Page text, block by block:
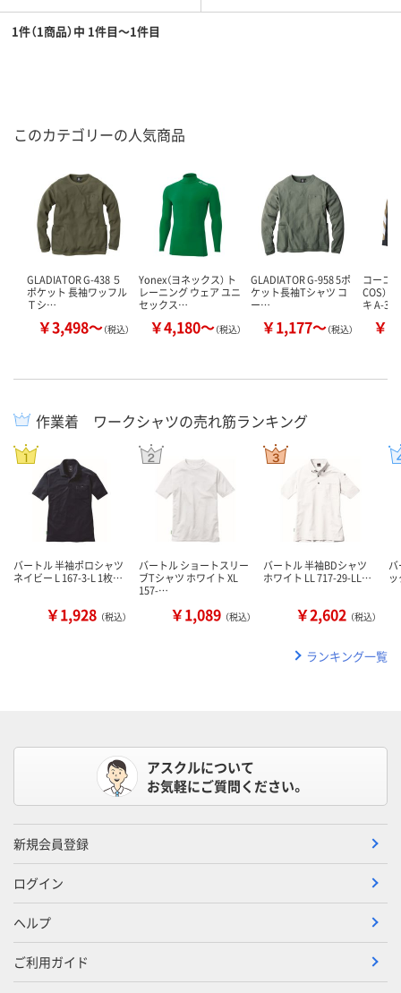
1件（1商品）中 1件目～1件目
このカテゴリーの人気商品
GLADIATOR G-438 ５
ポケット 長袖ワッフル
Ｔシ…
￥3,498～（税込）
Yonex（ヨネックス） ト
レーニング ウェア ユニ
セックス…
￥4,180～（税込）
GLADIATOR G-958 5ポ
ケット長袖Tシャツ コ
ー…
￥1,177～（税込）
コーコ
COS）
キ A-
￥
作業着 ワークシャツの売れ筋ランキング
バートル 半袖ポロシャツ
ネイビー L 167-3-L 1枚…
￥1,928 （税込）
バートル ショートスリー
ブTシャツ ホワイト XL
157-…
￥1,089 （税込）
バートル 半袖BDシャツ
ホワイト LL 717-29-LL…
￥2,602 （税込）
ランキング一覧
アスクルについて
お気軽にご質問ください。
新規会員登録
ログイン
ヘルプ
ご利用ガイド